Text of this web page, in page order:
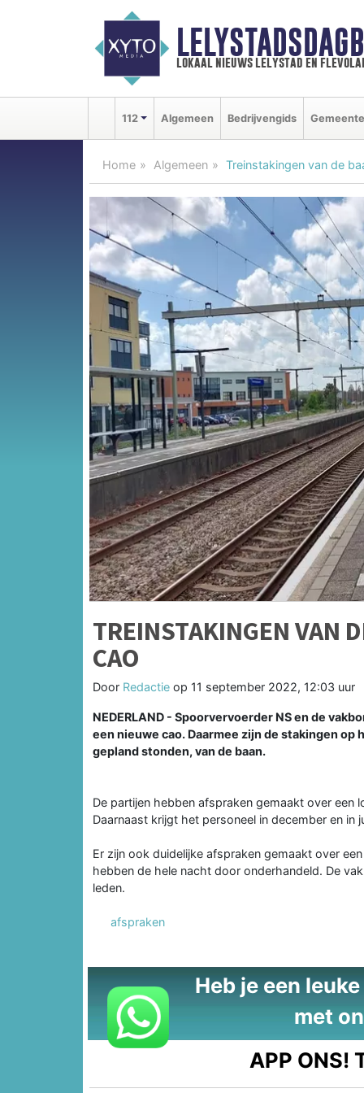
lokaal nieuws lelystad en
112 Algemeen Bedrijvengids Gemeente
Home Algemeen Treinstakingen van de
TREINSTAKINGEN VAN
CAO
Door Redactie op 11 september 2022, 12:03 uur
NEDERLAND - Spoorvervoerder NS en de
een nieuwe cao. Daarmee zijn de stakingen
gepland stonden, van de baan.
De partijen hebben afspraken gemaakt over
Daarnaast krijgt het personeel in december en in
Er zijn ook duidelijke afspraken gemaakt over
hebben de hele nacht door onderhandeld. De
leden.
afspraken
Heb je een
met
APP ONS!